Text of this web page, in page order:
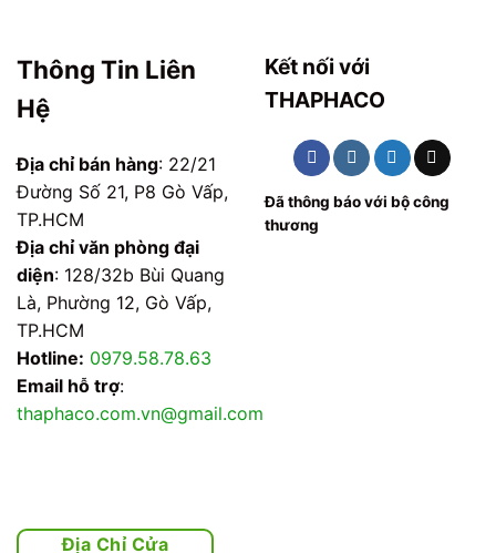
Thông Tin Liên
Hệ
Địa chỉ bán hàng: 22/21
Đường Số 21, P8 Gò Vấp,
TP.HCM
Địa chỉ văn phòng đại
diện: 128/32b Bùi Quang
Là, Phường 12, Gò Vấp,
TP.HCM
Hotline: 0979.58.78.63
Email hỗ trợ:
thaphaco.com.vn@gmail.com
Kết nối với
THAPHACO
Đã thông báo với bộ công
thương
Địa Chỉ Cửa